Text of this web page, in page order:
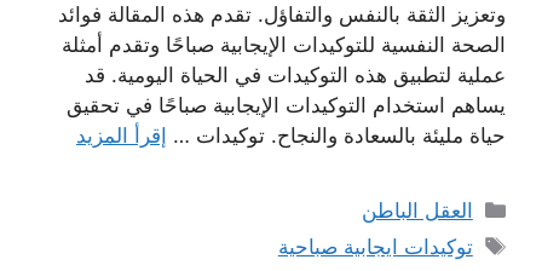
وتعزيز الثقة بالنفس والتفاؤل. تقدم هذه المقالة فوائد
الصحة النفسية للتوكيدات الإيجابية صباحًا وتقدم أمثلة
عملية لتطبيق هذه التوكيدات في الحياة اليومية. قد
يساهم استخدام التوكيدات الإيجابية صباحًا في تحقيق
حياة مليئة بالسعادة والنجاح. توكيدات … إقرأ المزيد
التصنيفات
العقل الباطن
الوسوم
توكيدات ايجابية صباحية